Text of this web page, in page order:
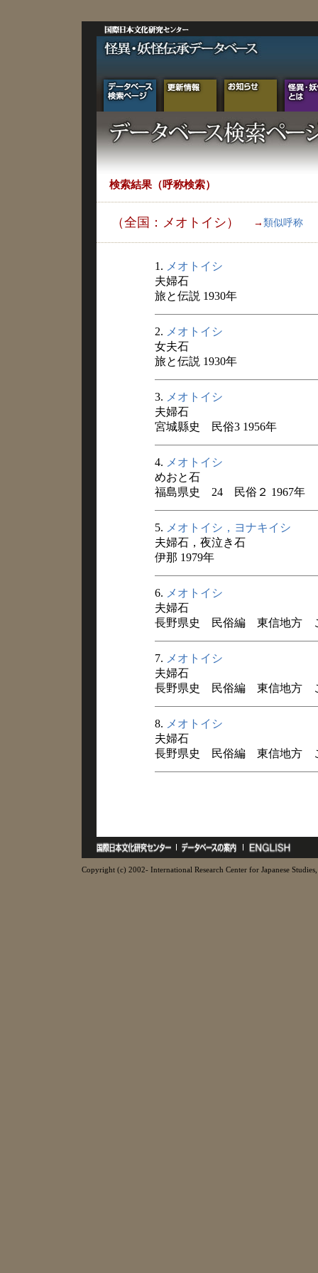
検索結果（呼称検索）
（全国：メオトイシ） → 類似呼称
1. メオトイシ
夫婦石
旅と伝説 1930年
2. メオトイシ
女夫石
旅と伝説 1930年
3. メオトイシ
夫婦石
宮城縣史 民俗3 1956年
4. メオトイシ
めおと石
福島県史 24 民俗２ 1967年
5. メオトイシ，ヨナキイシ
夫婦石，夜泣き石
伊那 1979年
6. メオトイシ
夫婦石
長野県史 民俗編 東信地方 こ
7. メオトイシ
夫婦石
長野県史 民俗編 東信地方 こ
8. メオトイシ
夫婦石
長野県史 民俗編 東信地方 こ
Copyright (c) 2002- International Research Center for Japanese